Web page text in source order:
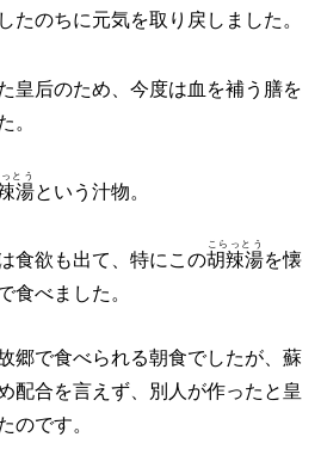
たのちに元気を取り戻しました。
皇后のため、今度は血を補う膳を
。
湯
とう
という汁物。
食欲も出て、特にこの胡辣湯
こらっとう
を懐
食べました。
郷で食べられる朝食でしたが、蘇
配合を言えず、別人が作ったと皇
のです。